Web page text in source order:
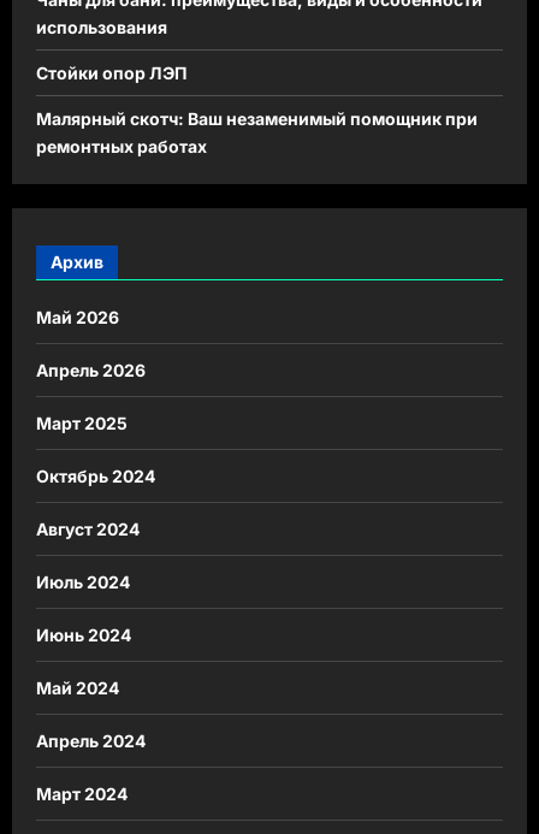
использования
Стойки опор ЛЭП
Малярный скотч: Ваш незаменимый помощник при
ремонтных работах
Архив
Май 2026
Апрель 2026
Март 2025
Октябрь 2024
Август 2024
Июль 2024
Июнь 2024
Май 2024
Апрель 2024
Март 2024